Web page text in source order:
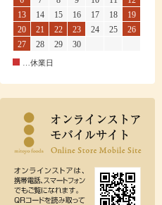
13
14 15 16 17 18
19
20
21 22 23 24 25
26
27
28 29 30
…休業日